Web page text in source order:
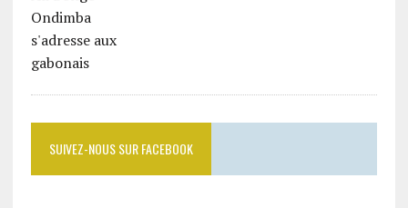
SUIVEZ-NOUS SUR FACEBOOK